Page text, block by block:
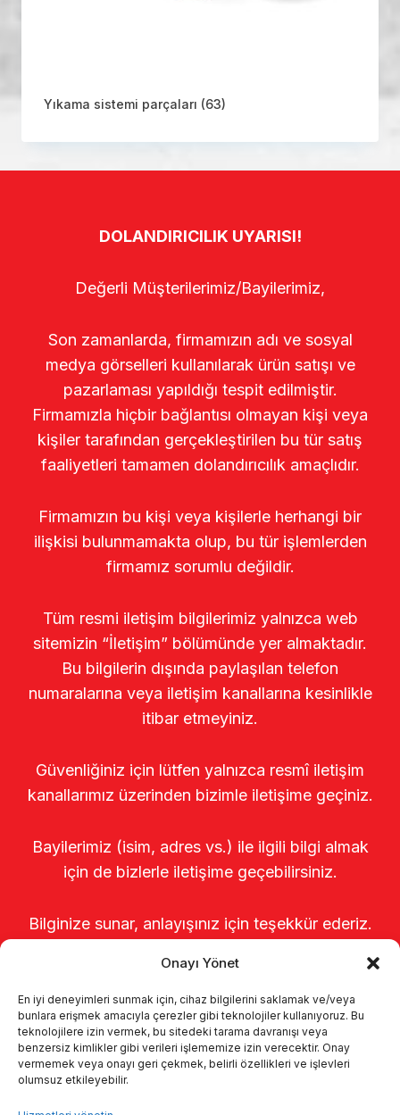
Onayı Yönet
En iyi deneyimleri sunmak için, cihaz bilgilerini saklamak ve/veya
bunlara erişmek amacıyla çerezler gibi teknolojiler kullanıyoruz. Bu
teknolojilere izin vermek, bu sitedeki tarama davranışı veya
benzersiz kimlikler gibi verileri işlememize izin verecektir. Onay
vermemek veya onayı geri çekmek, belirli özellikleri ve işlevleri
olumsuz etkileyebilir.
Yıkama sistemi parçaları (63)
DOLANDIRICILIK UYARISI!
Değerli Müşterilerimiz/Bayilerimiz,
Son zamanlarda, firmamızın adı ve sosyal
medya görselleri kullanılarak ürün satışı ve
pazarlaması yapıldığı tespit edilmiştir.
Firmamızla hiçbir bağlantısı olmayan kişi veya
kişiler tarafından gerçekleştirilen bu tür satış
faaliyetleri tamamen dolandırıcılık amaçlıdır.
Firmamızın bu kişi veya kişilerle herhangi bir
ilişkisi bulunmamakta olup, bu tür işlemlerden
firmamız sorumlu değildir.
Tüm resmi iletişim bilgilerimiz yalnızca web
sitemizin “İletişim” bölümünde yer almaktadır.
Bu bilgilerin dışında paylaşılan telefon
numaralarına veya iletişim kanallarına kesinlikle
itibar etmeyiniz.
Güvenliğiniz için lütfen yalnızca resmî iletişim
kanallarımız üzerinden bizimle iletişime geçiniz.
Bayilerimiz (isim, adres vs.) ile ilgili bilgi almak
için de bizlerle iletişime geçebilirsiniz.
Bilginize sunar, anlayışınız için teşekkür ederiz.